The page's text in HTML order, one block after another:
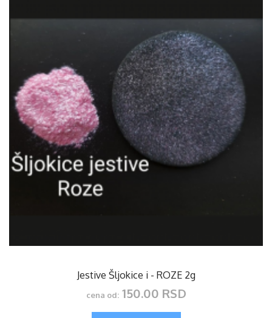
Jestive Šljokice i - ROZE 2g
cena od:150.00 RSD